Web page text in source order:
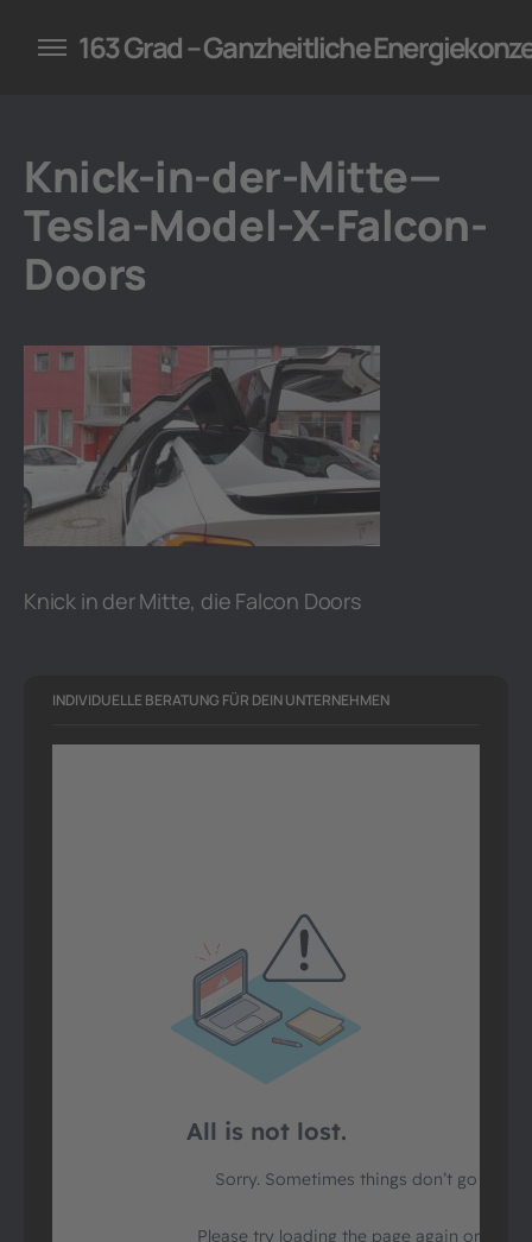
für Unternehmen
163 Grad – Ganzheitliche
Knick-in-der-Mitte—
Tesla-Model-X-Falcon-
Doors
Knick in der Mitte, die Falcon Doors
INDIVIDUELLE BERATUNG FÜR DEIN UNTERNEHMEN